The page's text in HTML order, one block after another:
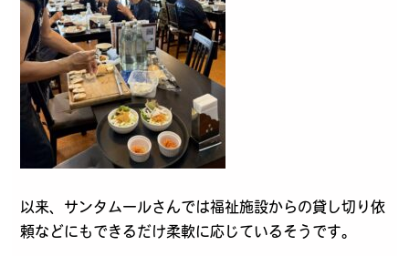
以来、サンタムールさんでは福祉施設からの貸し切り依
頼などにもできるだけ柔軟に応じているそうです。